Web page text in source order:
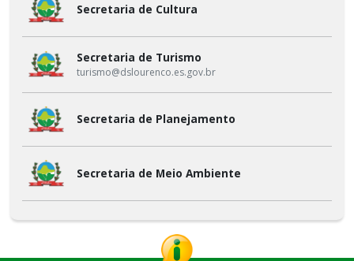
Secretaria de Cultura
Secretaria de Turismo
turismo@dslourenco.es.gov.br
Secretaria de Planejamento
Secretaria de Meio Ambiente